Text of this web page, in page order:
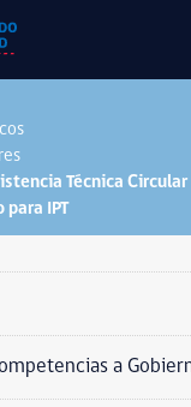
Técnica
para IPT
a